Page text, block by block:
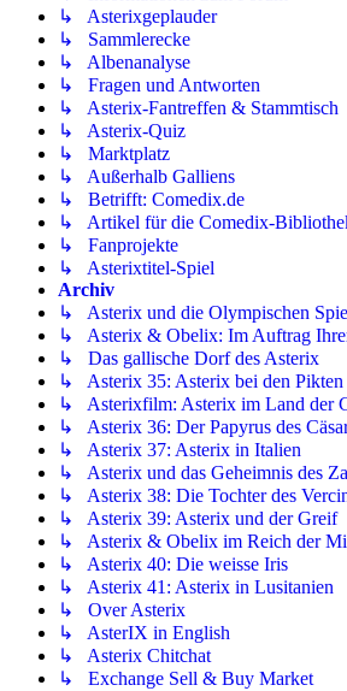
↳ Asterixgeplauder
↳ Sammlerecke
↳ Albenanalyse
↳ Fragen und Antworten
↳ Asterix-Fantreffen & Stammtisch
↳ Asterix-Quiz
↳ Marktplatz
↳ Außerhalb Galliens
↳ Betrifft: Comedix.de
↳ Artikel für die Comedix-
↳ Fanprojekte
↳ Asterixtitel-Spiel
Archiv
↳ Asterix und die Olympischen
↳ Asterix & Obelix: Im Auftrag
↳ Das gallische Dorf des Asterix
↳ Asterix 35: Asterix bei den Pikten
↳ Asterixfilm: Asterix im Land der
↳ Asterix 36: Der Papyrus des
↳ Asterix 37: Asterix in Italien
↳ Asterix und das Geheimnis des
↳ Asterix 38: Die Tochter des
↳ Asterix 39: Asterix und der Greif
↳ Asterix & Obelix im Reich der
↳ Asterix 40: Die weisse Iris
↳ Asterix 41: Asterix in Lusitanien
↳ Over Asterix
↳ AsterIX in English
↳ Asterix Chitchat
↳ Exchange Sell & Buy Market